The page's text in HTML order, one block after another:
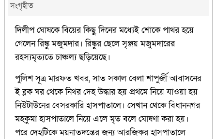
সংগৃহীত
দিলীপ ঘোষকে বিয়ের কিছু দিনের মধ্যেই শোকে পাথর হয়ে
গেলেন রিঙ্কু মজুমদার। রিঙ্কুর ছেলে সৃঞ্জয় মজুমদারের
রহস্যমৃত্যতে চাঞ্চল্য ছড়িয়েছে।
পুলিশ সূত্র মারফত খবর, সাত সকাল বেলা শাপুর্জী আবাসনের
ই ব্লক ঘর থেকে নিথর দেহ উদ্ধার হয় প্রথমে নিয়ে যাওয়া হয়
নিউটাউনের বেসরকারি হাসপাতালে। সেখান থেকে বিধাননগর
মহকুমা হাসপাতালে নিয়ে এলে মৃত বলে ঘোষণা করা হয়।
পরে দেহটিকে ময়নাতদন্তের জন্য আরজিকর হাসপাতালে